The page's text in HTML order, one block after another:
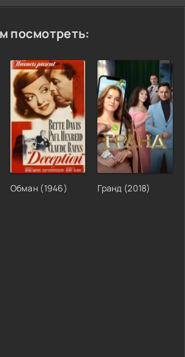
посмотреть:
Обман (1946) Гранд (2018)